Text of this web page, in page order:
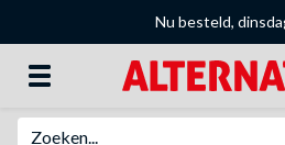
Nu besteld,